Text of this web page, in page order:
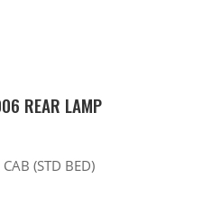
REAR LAMP
(STD BED)